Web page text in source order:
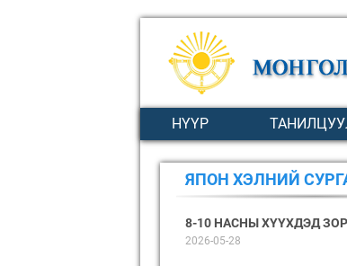
НҮҮР
ЯПОН ХЭЛНИЙ
8-10 НАСНЫ ХҮҮХДЭД
2026-05-28